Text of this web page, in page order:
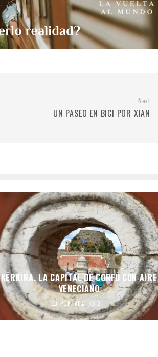
Next
UN PASEO EN BICI POR XIAN
KÉRKIRA, LA CAPITAL DE CORFÚ CON AIRE
VENECIANO
PORTADA 2